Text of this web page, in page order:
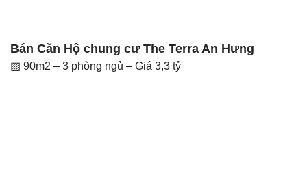
Bán Căn Hộ chung cư The Terra An Hưng
▨ 90m2 – 3 phòng ngủ – Giá 3,3 tỷ